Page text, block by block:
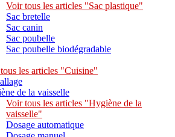
Voir tous les articles "Sac plastique"
Sac bretelle
Sac canin
Sac poubelle
Sac poubelle biodégradable
les articles "Cuisine"
de la vaisselle
Voir tous les articles "Hygiène de la
vaisselle"
Dosage automatique